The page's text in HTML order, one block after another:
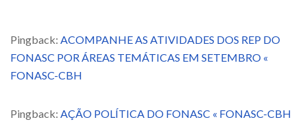
Pingback: ACOMPANHE AS ATIVIDADES DOS REP DO
FONASC POR ÁREAS TEMÁTICAS EM SETEMBRO «
FONASC-CBH
Pingback: AÇÃO POLÍTICA DO FONASC « FONASC-CBH